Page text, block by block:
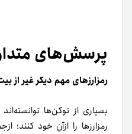
پرسش‌های
رمزارزهای مهم دیگر غیر از
بسیاری از توکن‌ها
رمزارزها را ازآنِ خود کنند؛